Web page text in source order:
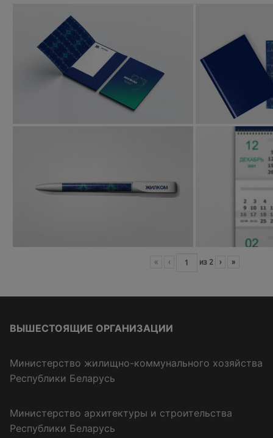
« ‹ из 2 › »
ВЫШЕСТОЯЩИЕ ОРГАНИЗАЦИИ
Министерство жилищно-коммунального хозяйства
Республики Беларусь
Министерство архитектуры и строительства
Республики Беларусь